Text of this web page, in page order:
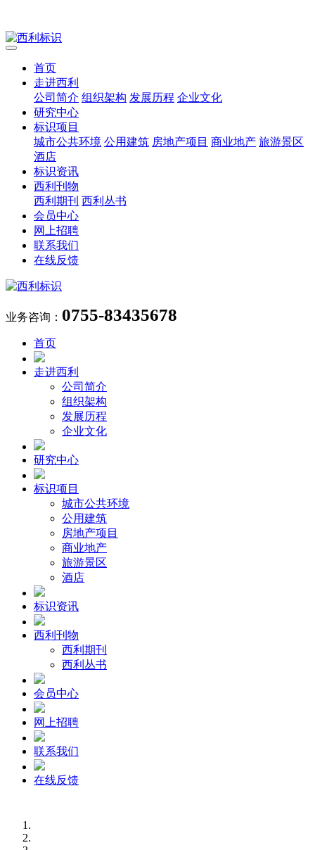
首页
走进西利
公司简介 组织架构 发展历程 企业文化
研究中心
标识项目
城市公共环境 公用建筑 房地产项目 商业地产 旅游景区
酒店
标识资讯
西利刊物
西利期刊 西利丛书
会员中心
网上招聘
联系我们
在线反馈
业务咨询： 0755-83435678
首页
走进西利
公司简介
组织架构
发展历程
企业文化
研究中心
标识项目
城市公共环境
公用建筑
房地产项目
商业地产
旅游景区
酒店
标识资讯
西利刊物
西利期刊
西利丛书
会员中心
网上招聘
联系我们
在线反馈